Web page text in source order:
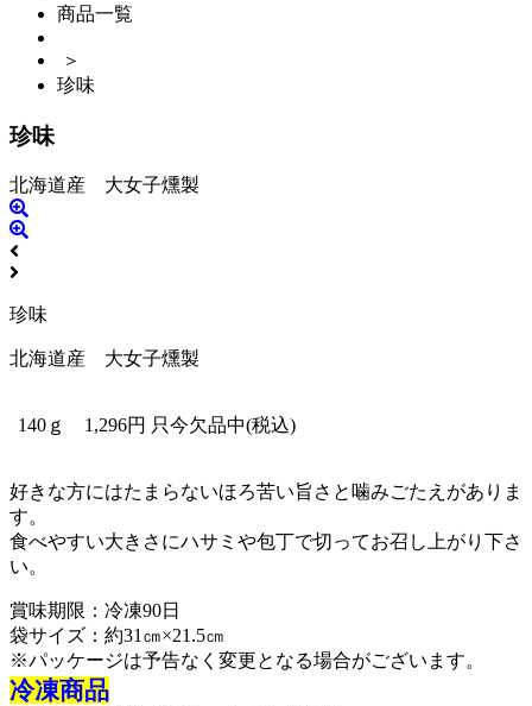
商品一覧
＞
珍味
珍味
北海道産 大女子燻製
珍味
北海道産 大女子燻製
140ｇ 1,296円 只今欠品中(税込)
好きな方にはたまらないほろ苦い旨さと噛みごたえがありま
す。
食べやすい大きさにハサミや包丁で切ってお召し上がり下さ
い。
賞味期限：冷凍90日
袋サイズ：約31㎝×21.5㎝
※パッケージは予告なく変更となる場合がございます。
冷凍商品